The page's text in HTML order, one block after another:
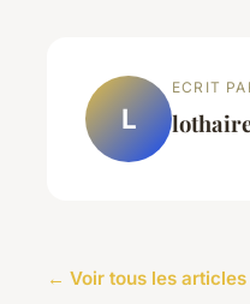
L
ECRIT
← Voir tous les